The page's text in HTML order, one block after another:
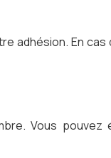
adhésion. En cas
Vous pouvez